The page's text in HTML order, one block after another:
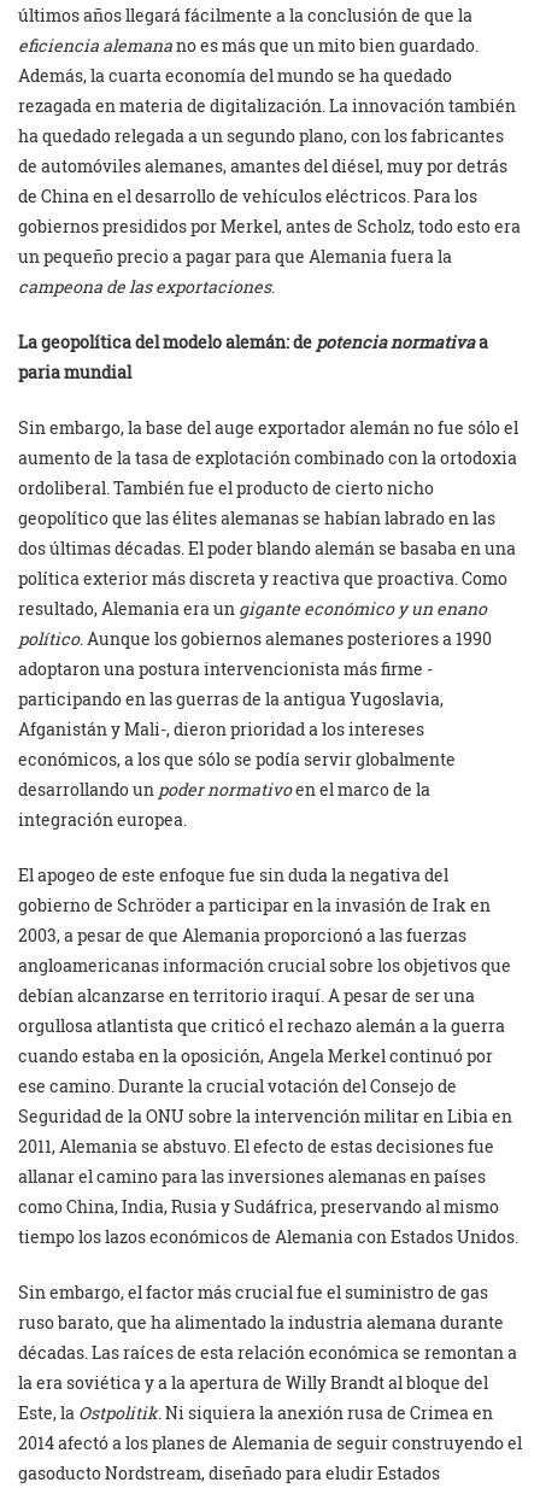
últimos años llegará fácilmente a la conclusión de que la
eficiencia alemanano es más que un mito bien guardado.
Además, la cuarta economía del mundo se ha quedado
rezagada en materia de digitalización. La innovación también
ha quedado relegada a un segundo plano, con los fabricantes
de automóviles alemanes, amantes del diésel, muy por detrás
de China en el desarrollo de vehículos eléctricos. Para los
gobiernos presididos por Merkel, antes de Scholz, todo esto era
un pequeño precio a pagar para que Alemania fuera la
campeona de las exportaciones.
La geopolítica del modelo alemán: de potencia normativaa
paria mundial
Sin embargo, la base del auge exportador alemán no fue sólo el
aumento de la tasa de explotación combinado con la ortodoxia
ordoliberal. También fue el producto de cierto nicho
geopolítico que las élites alemanas se habían labrado en las
dos últimas décadas. El poder blando alemán se basaba en una
política exterior más discreta y reactiva que proactiva. Como
resultado, Alemania era un gigante económico y un enano
político. Aunque los gobiernos alemanes posteriores a 1990
adoptaron una postura intervencionista más firme -
participando en las guerras de la antigua Yugoslavia,
Afganistán y Mali-, dieron prioridad a los intereses
económicos, a los que sólo se podía servir globalmente
desarrollando un poder normativoen el marco de la
integración europea.
El apogeo de este enfoque fue sin duda la negativa del
gobierno de Schröder a participar en la invasión de Irak en
2003, a pesar de que Alemania proporcionó a las fuerzas
angloamericanas información crucial sobre los objetivos que
debían alcanzarse en territorio iraquí. A pesar de ser una
orgullosa atlantista que criticó el rechazo alemán a la guerra
cuando estaba en la oposición, Angela Merkel continuó por
ese camino. Durante la crucial votación del Consejo de
Seguridad de la ONU sobre la intervención militar en Libia en
2011, Alemania se abstuvo. El efecto de estas decisiones fue
allanar el camino para las inversiones alemanas en países
como China, India, Rusia y Sudáfrica, preservando al mismo
tiempo los lazos económicos de Alemania con Estados Unidos.
Sin embargo, el factor más crucial fue el suministro de gas
ruso barato, que ha alimentado la industria alemana durante
décadas. Las raíces de esta relación económica se remontan a
la era soviética y a la apertura de Willy Brandt al bloque del
Este, la Ostpolitik. Ni siquiera la anexión rusa de Crimea en
2014 afectó a los planes de Alemania de seguir construyendo el
gasoducto Nordstream, diseñado para eludir Estados